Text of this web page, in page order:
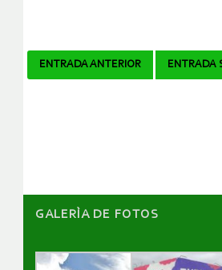
Navegador
ENTRADA ANTERIOR ENTRADA
GALERÌA DE FOTOS